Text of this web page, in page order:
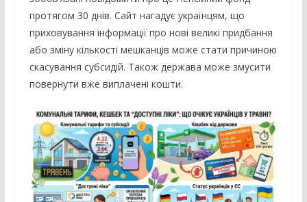
протягом 30 днів. Сайт нагадує українцям, що
приховування інформації про нові великі придбання
або зміну кількості мешканців може стати причиною
скасування субсидій. Також держава може змусити
повернути вже виплачені кошти.